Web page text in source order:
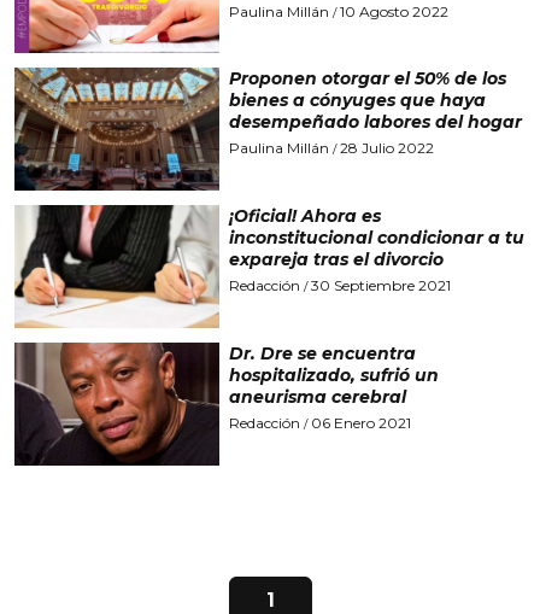
Paulina Millán /10 Agosto 2022
Proponen otorgar el 50% de los
bienes a cónyuges que haya
desempeñado labores del hogar
Paulina Millán /28 Julio 2022
¡Oficial! Ahora es
inconstitucional condicionar a tu
expareja tras el divorcio
Redacción /30 Septiembre 2021
Dr. Dre se encuentra
hospitalizado, sufrió un
aneurisma cerebral
Redacción / 06 Enero 2021
1